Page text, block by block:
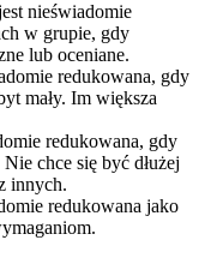
nieświadomie
w grupie, gdy
lub oceniane.
redukowana, gdy
mały. Im większa
redukowana, gdy
chce się być dłużej
innych.
redukowana jako